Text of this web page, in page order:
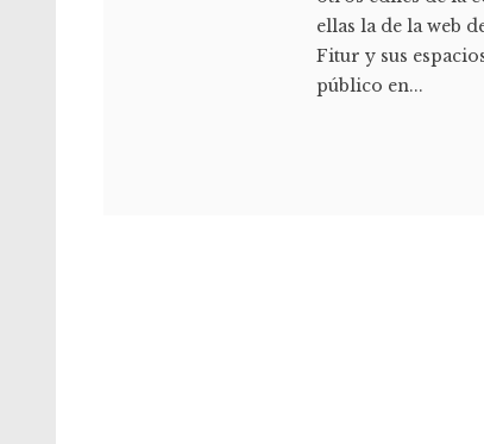
ellas la de la web
Fitur y sus
público en...